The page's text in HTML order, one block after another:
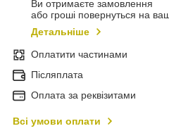
Ви отримаєте замовлення
або гроші повернуться на
Детальніше
Оплатити частинами
Післяплата
Оплата за реквізитами
Всі умови оплати